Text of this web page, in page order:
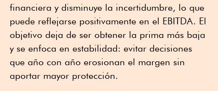
financiera y disminuye la incertidumbre, lo que
puede reflejarse positivamente en el EBITDA. El
objetivo deja de ser obtener la prima más baja
y se enfoca en estabilidad: evitar decisiones
que año con año erosionan el margen sin
aportar mayor protección.